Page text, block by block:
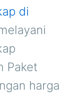
di
Paket
harga